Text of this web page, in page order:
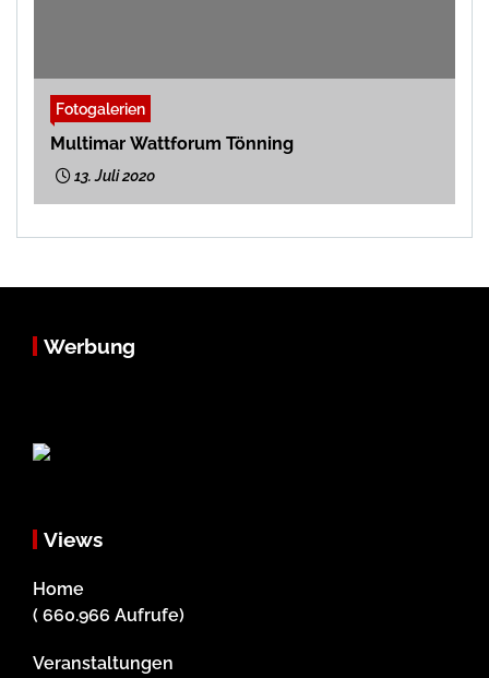
Fotogalerien
Multimar Wattforum Tönning
13. Juli 2020
Werbung
Views
Home
( 660.966 Aufrufe)
Veranstaltungen